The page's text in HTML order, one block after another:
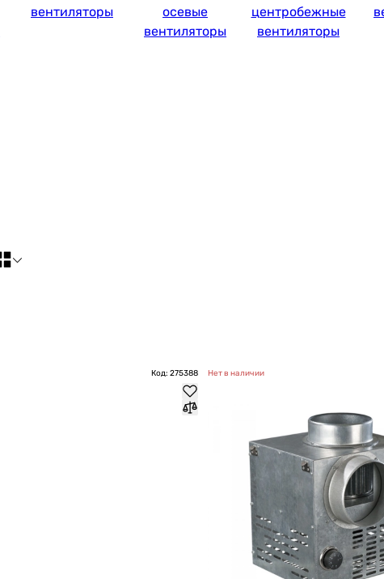
вентиляторы
осевые
вентиляторы
центробежные
вентиляторы
Код: 275388 Нет в наличии